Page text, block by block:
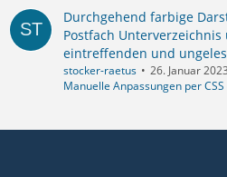
Durchgehend farbige
Postfach
eintreffenden und
stocker-raetus
26. Januar
Manuelle Anpassungen per